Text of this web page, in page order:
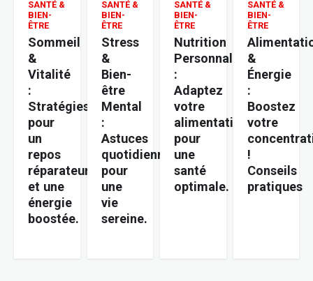
SANTÉ &
BIEN-
ÊTRE
Sommeil
&
Vitalité
:
Stratégies
pour
un
repos
réparateur
et une
énergie
boostée.
SANTÉ &
BIEN-
ÊTRE
Stress
&
Bien-
être
Mental
:
Astuces
quotidiennes
pour
une
vie
sereine.
SANTÉ &
BIEN-
ÊTRE
Nutrition
Personnalisée
:
Adaptez
votre
alimentation
pour
une
santé
optimale.
SANTÉ &
BIEN-
ÊTRE
&
Énergie
:
Boostez
votre
!
Conseils
pratiques